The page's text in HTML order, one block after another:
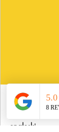
Engleski za
engleski